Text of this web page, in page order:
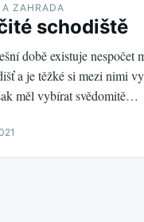
ZAHRADA
schodiště
době existuje nespočet
a je těžké si mezi nimi
měl vybírat svědomitě…